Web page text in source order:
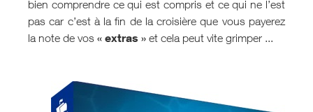
bien comprendre ce qui est compris et ce qui ne l’est
pas car c’est à la fin de la croisière que vous payerez
la note de vos « extras » et cela peut vite grimper ...